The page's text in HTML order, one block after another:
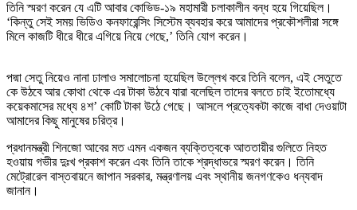
তিনি স্মরণ করেন যে এটি আবার কোভিড-১৯ মহামারী চলাকালীন বন্ধ হয়ে গিয়েছিল।
‘কিন্তু সেই সময় ভিডিও কনফারেন্সিং সিস্টেম ব্যবহার করে আমাদের প্রকৌশলীরা সঙ্গে
মিলে কাজটি ধীরে ধীরে এগিয়ে নিয়ে গেছে,’ তিনি যোগ করেন।
পদ্মা সেতু নিয়েও নানা ঢালাও সমালোচনা হয়েছিল উল্লেখ করে তিনি বলেন, এই সেতুতে
কে উঠবে আর কোথা থেকে এর টাকা উঠবে যারা বলেছিল তাদের বলতে চাই ইতোমধ্যে
কয়েকমাসের মধ্যে ৪শ’ কোটি টাকা উঠে গেছে। আসলে প্রত্যেকটা কাজে বাধা দেওয়াটা
আমাদের কিছু মানুষের চরিত্র।
প্রধানমন্ত্রী শিনজো আবের মত এমন একজন ব্যক্তিত্বকে আততায়ীর গুলিতে নিহত
হওয়ায় গভীর দুঃখ প্রকাশ করেন এবং তিনি তাকে শ্রদ্ধাভরে স্মরণ করেন। তিনি
মেট্রোরেল বাস্তবায়নে জাপান সরকার, মন্ত্রণালয় এবং স্থানীয় জনগণকেও ধন্যবাদ
জানান।